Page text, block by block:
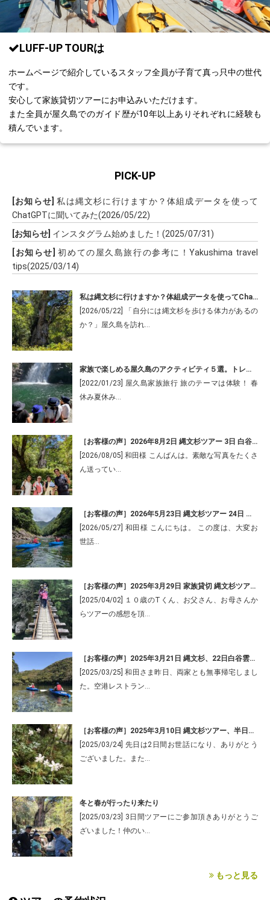
LUFF-UP TOURは
ホームページで紹介しているスタッフ全員が子育て真っ只中の世代
です。
安心して家族貸切ツアーにお申込みいただけます。
また全員が屋久島でのガイド歴が10年以上ありそれぞれに経験も
積んでいます。
PICK-UP
[お知らせ]私は縄文杉に行けますか？体組成データを使って
ChatGPTに聞いてみた(2026/05/22)
[お知らせ] インスタグラム始めました！(2025/07/31)
[お知らせ]初めての屋久島旅行の参考に！Yakushima travel
tips(2025/03/14)
私は縄文杉に行けますか？体組成データを使ってChatGPTに聞いてみた
[2026/05/22] 「自分には縄文杉を歩ける体力があるの
か？」屋久島を訪れ…
家族で楽しめる屋久島のアクティビティ５選。トレッキングやカヤックは家族貸切ツアーがお得です！
[2022/01/23] 屋久島家族旅行 旅のテーマは体験！ 春
休み夏休み…
［お客様の声］2026年8月2日 縄文杉ツアー 3日 白谷雲水峡＆カヤックツアー/K様より
[2026/08/05] 和田様 こんばんは。素敵な写真をたくさ
ん送ってい…
［お客様の声］2026年5月23日 縄文杉ツアー 24日 カヤックツアー/Z様より
[2026/05/27] 和田様 こんにちは。 この度は、大変お
世話…
［お客様の声］2025年3月29日 家族貸切 縄文杉ツアー/T様より
[2025/04/02] １０歳のTくん、お父さん、お母さんか
らツアーの感想を頂…
［お客様の声］2025年3月21日 縄文杉、22日白谷雲水峡、23日半日カヤックツアー/W様より
[2025/03/25] 和田さま昨日、両家とも無事帰宅しまし
た。空港レストラン…
［お客様の声］2025年3月10日 縄文杉ツアー、半日白谷ツアー/F様より
[2025/03/24] 先日は2日間お世話になり、ありがとう
ございました。また…
冬と春が行ったり来たり
[2025/03/23] 3日間ツアーにご参加頂きありがとうご
ざいました！仲のい…
もっと見る